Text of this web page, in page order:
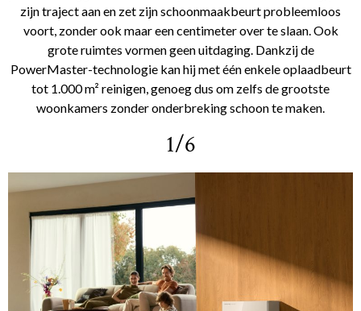
zijn traject aan en zet zijn schoonmaakbeurt probleemloos
voort, zonder ook maar een centimeter over te slaan. Ook
grote ruimtes vormen geen uitdaging. Dankzij de
PowerMaster-technologie kan hij met één enkele oplaadbeurt
tot 1.000 m² reinigen, genoeg dus om zelfs de grootste
woonkamers zonder onderbreking schoon te maken.
1/6